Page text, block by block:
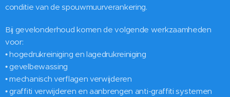
conditie van de spouwmuurverankering.
Bij gevelonderhoud komen de volgende werkzaamheden
voor:
• hogedrukreiniging en lagedrukreiniging
• gevelbewassing
• mechanisch verflagen verwijderen
• graffiti verwijderen en aanbrengen anti-graffiti systemen